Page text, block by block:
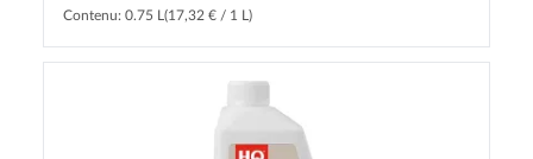
Contenu: 0.75 L (17,32 € / 1 L)